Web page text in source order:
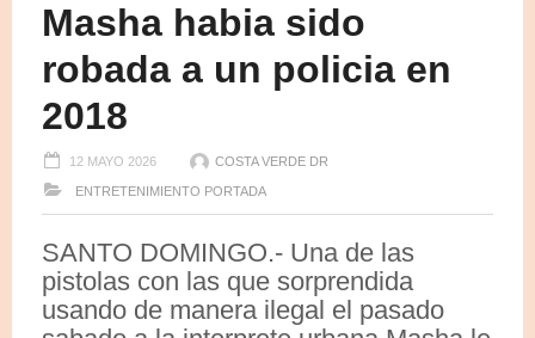
Masha habia sido
robada a un policia en
2018
12 MAYO 2026 COSTA VERDE DR
ENTRETENIMIENTO PORTADA
SANTO DOMINGO.- Una de las
pistolas con las que sorprendida
usando de manera ilegal el pasado